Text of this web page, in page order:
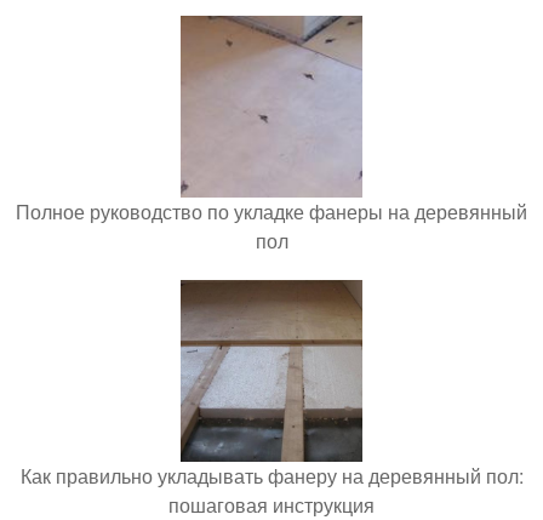
Полное руководство по укладке фанеры на деревянный
пол
Как правильно укладывать фанеру на деревянный пол:
пошаговая инструкция